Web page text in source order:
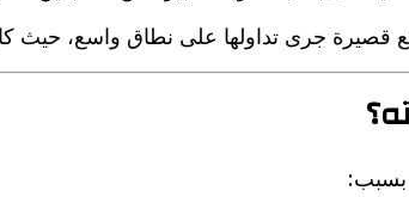
قصيرة جرى تداولها على نطاق واسع، حيث
بسبب: